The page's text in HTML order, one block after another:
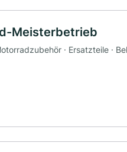
Meisterbetrieb
· Ersatzteile ·